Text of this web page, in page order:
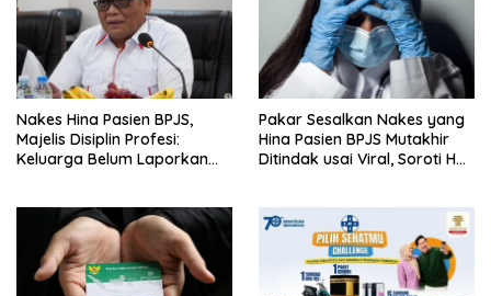
Nakes Hina Pasien BPJS,
Majelis Disiplin Profesi:
Keluarga Belum Laporkan
Pakar Sesalkan Nakes yang
Hina Pasien BPJS Mutakhir
Ditindak usai Viral, Soroti Hal